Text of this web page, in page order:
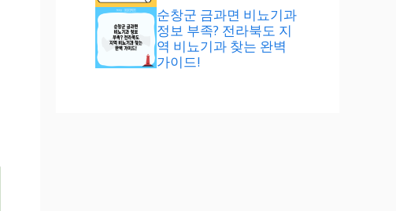
순창군 금과면 비뇨기과
정보 부족? 전라북도 지
역 비뇨기과 찾는 완벽
가이드!